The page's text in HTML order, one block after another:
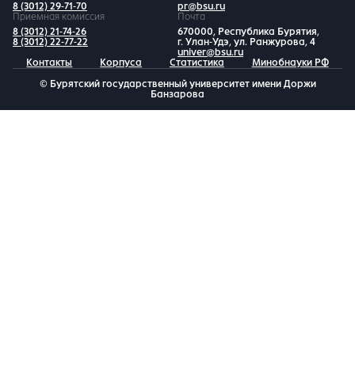
8 (3012) 29-71-70
pr@bsu.ru
Приемная комиссия
8 (3012) 21-74-26
8 (3012) 22-77-22
Почта
670000, Республика Бурятия,
г. Улан-Удэ, ул. Ранжурова, 4
univer@bsu.ru
Контакты
Корпуса Статистика Минобнауки РФ
© Бурятский государственный университет имени Доржи
Банзарова